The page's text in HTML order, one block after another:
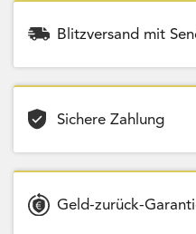
Blitzversand mit
Sichere Zahlung
Geld-zurück-